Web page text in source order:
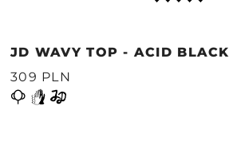
JD WAVY TOP - ACID BLACK
309 PLN